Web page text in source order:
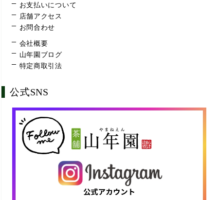
お支払いについて
店舗アクセス
お問合わせ
会社概要
山年園ブログ
特定商取引法
公式SNS